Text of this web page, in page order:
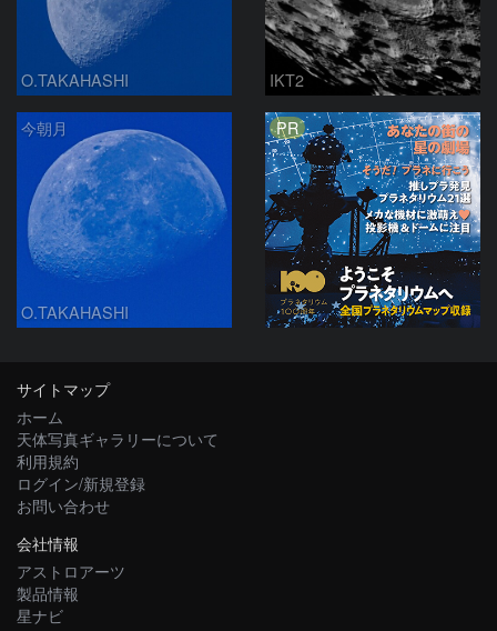
O.TAKAHASHI IKT2
今朝月
O.TAKAHASHI
PR
サイトマップ
ホーム
天体写真ギャラリーについて
利用規約
ログイン/新規登録
お問い合わせ
会社情報
アストロアーツ
製品情報
星ナビ